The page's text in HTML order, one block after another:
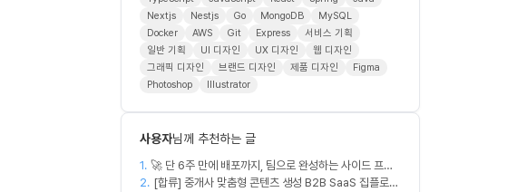
Nextjs
Nestjs Go MongoDB
MySQL
Docker
AWS Git Express
서비스 기획
일반 기획
UI 디자인 UX 디자인
웹 디자인
그래픽 디자인
브랜드 디자인 제품 디자인
Figma
Photoshop
Illustrator
사용자님께 추천하는 글
1. 🚀 단 6주 만에 배포까지, 팀으로 완성하는 사이드 프로
젝트 [스위프 웹 15기] 🚀
2. [합류] 중개사 맞춤형 콘텐츠 생성 B2B SaaS 집플로우